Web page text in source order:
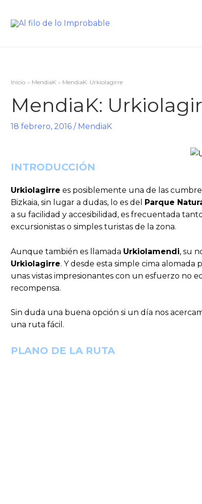
Inicio MendiaK MendiaK: Urkiolagirre
MendiaK:
18 febrero, 2016 / MendiaK
INTRODUCCIÓN
Urkiolagirre es posiblemente una de las
Bizkaia, sin lugar a dudas, lo es del Parque
a su facilidad y accesibilidad, es frecuentada
excursionistas o simples turistas de la zona.
Aunque también es llamada Urkiolamendi, su
Urkiolagirre. Y desde esta simple cima
unas vistas impresionantes con un esfuerzo no
recompensa.
Sin duda una buena opción si un día nos
una ruta fácil.
PLANO DE LA RUTA